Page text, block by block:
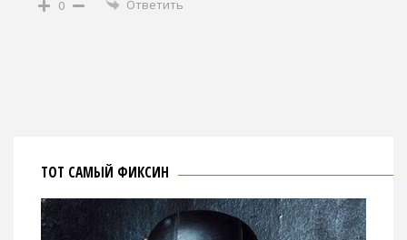
0 Ответить
ТОТ САМЫЙ ФИКСИН